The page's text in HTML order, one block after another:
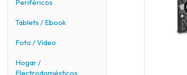
Periféricos
Tablets / Ebook
Foto / Video
Hogar /
Electrodomésticos